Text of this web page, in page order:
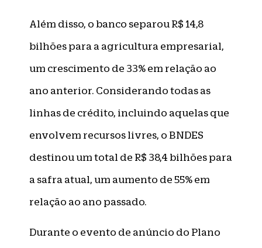
Além disso, o banco separou R$ 14,8
bilhões para a agricultura empresarial,
um crescimento de 33% em relação ao
ano anterior. Considerando todas as
linhas de crédito, incluindo aquelas que
envolvem recursos livres, o BNDES
destinou um total de R$ 38,4 bilhões para
a safra atual, um aumento de 55% em
relação ao ano passado.
Durante o evento de anúncio do Plano